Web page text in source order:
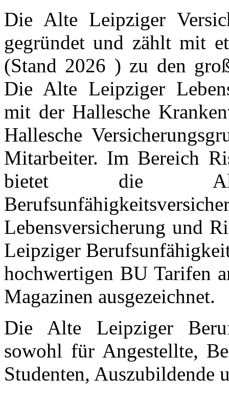
Die Alte Leipziger
gegründet und zählt mit
(Stand 2026 ) zu den
Die Alte Leipziger
mit der Hallesche
Hallesche
Mitarbeiter. Im Bereich
bietet die
Lebensversicherung und
Leipziger
hochwertigen BU Tarifen
Magazinen ausgezeichnet.
Die Alte Leipziger
sowohl für Angestellte,
Studenten, Auszubildende